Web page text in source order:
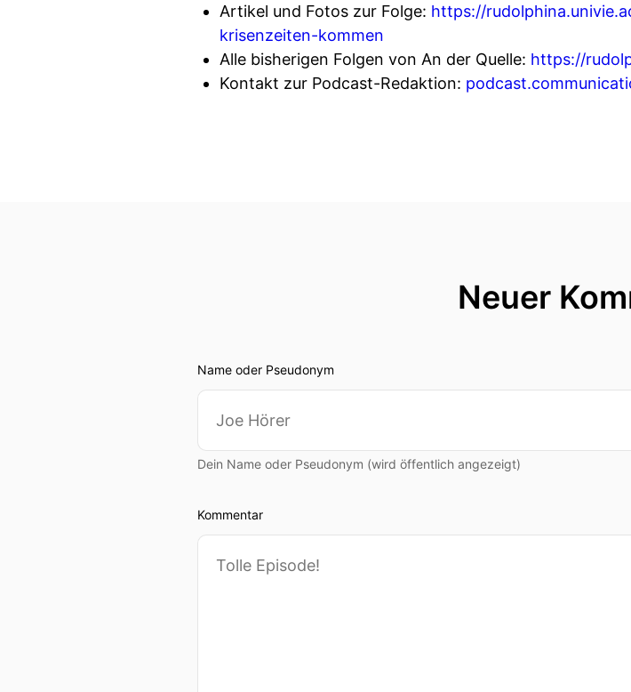
Artikel und Fotos zur Folge: https://
krisenzeiten-kommen
Alle bisherigen Folgen von An der Quelle: https://
Kontakt zur Podcast-Redaktion:
Neuer
Name oder Pseudonym
Dein Name oder Pseudonym (wird öffentlich angezeigt)
Kommentar